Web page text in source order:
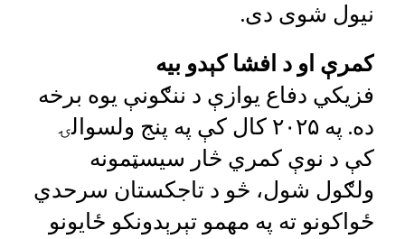
نیول شوی دی.
کمرې او د افشا کېدو بیه
فزیکي دفاع یوازې د ننګونې یوه برخه
ده. په ۲۰۲۵ کال کې په پنج ولسوالۍ
کې د نوې کمري څار سیسټمونه
ولګول شول، څو د تاجکستان سرحدي
ځواکونو ته په مهمو تېرېدونکو ځایونو